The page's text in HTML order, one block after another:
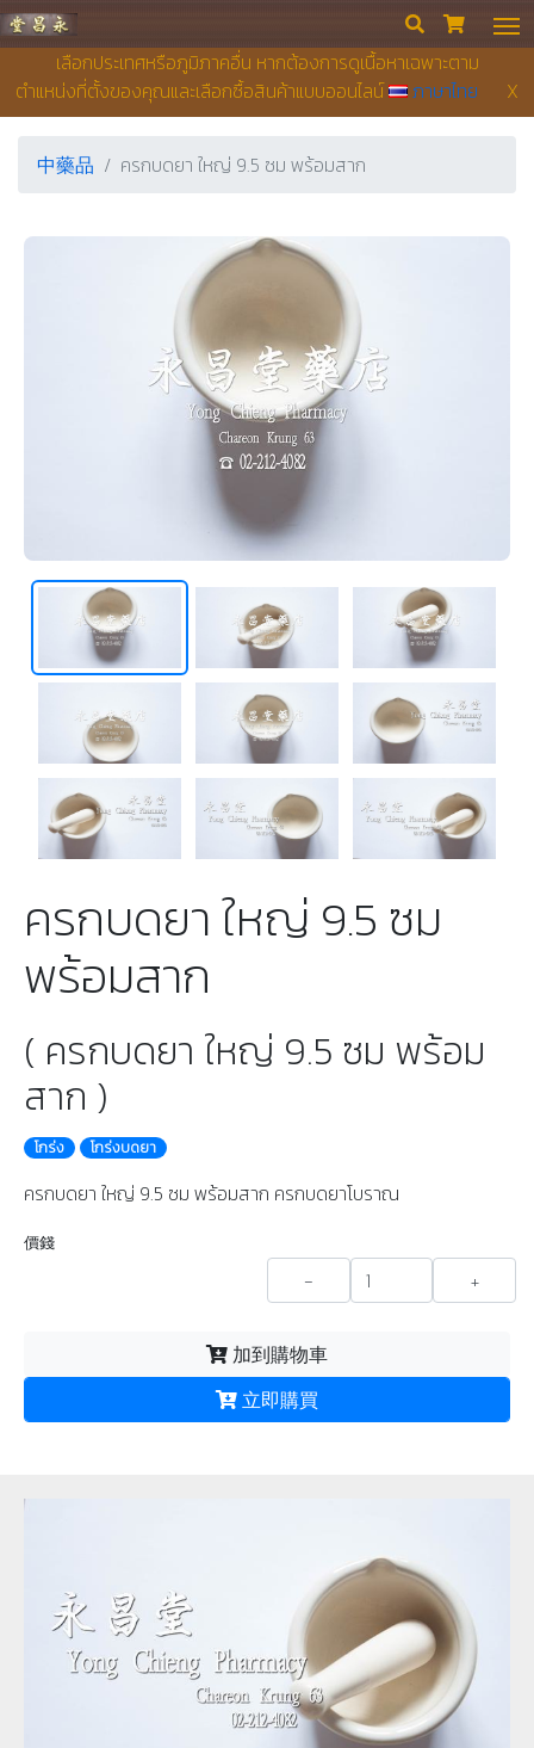
เลือกประเทศหรือภูมิภาคอื่น หากต้องการดูเนื้อหาเฉพาะตาม
ตำแหน่งที่ตั้งของคุณและเลือกซื้อสินค้าแบบออนไลน์
ภาษาไทย X
永昌堂藥店  
中藥品 ครกบดยา ใหญ่ 9.5 ซม พร้อมสาก
ครกบดยา ใหญ่ 9.5 ซม
พร้อมสาก
( ครกบดยา ใหญ่ 9.5 ซม พร้อม
สาก )
โกร่ง โกร่งบดยา
ครกบดยา ใหญ่ 9.5 ซม พร้อมสาก ครกบดยาโบราณ
價錢
- +
加到購物車
立即購買